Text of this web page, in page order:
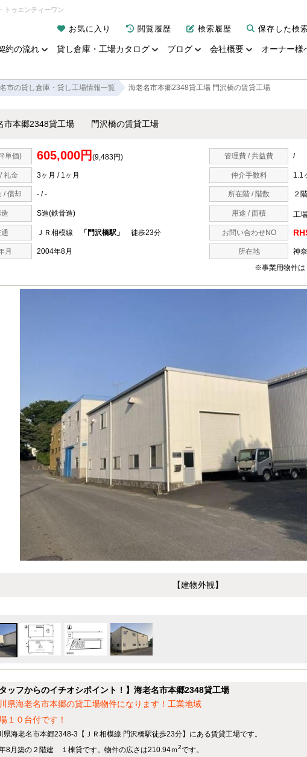
トゥエンティーワン
お気に入り 閲覧履歴 検索履歴 保存した検
約の流れ 貸し倉庫・工場カタログ ブログ 会社概要 オーナー様
市の貸し倉庫・貸し工場情報一覧 海老名市本郷2348貸工場 門沢橋の賃貸工場
市本郷2348貸工場 門沢橋の賃貸工場
単価) 605,000円 (9,483円) 管理費 / 共益費 /
礼金 3ヶ月 / 1ヶ月 仲介手数料 1.1
/ 償却 - / - 所在階 / 階数 ２
S造(鉄骨造) 用途 / 面積 工
ＪＲ相模線 「門沢橋駅」 徒歩23分 お問い合わせNO
月 2004年8月 所在地
神
※事業用物件は
【建物外観】
ッフからのイチオシポイント！】海老名市本郷2348貸工場
県海老名市本郷の貸工場物件になります！工業地域
１０台付です！
県海老名市本郷2348-3【ＪＲ相模線 門沢橋駅徒歩23分】にある賃貸工場です。
8月築の２階建 １棟貸です。物件の広さは210.94ｍ2です。